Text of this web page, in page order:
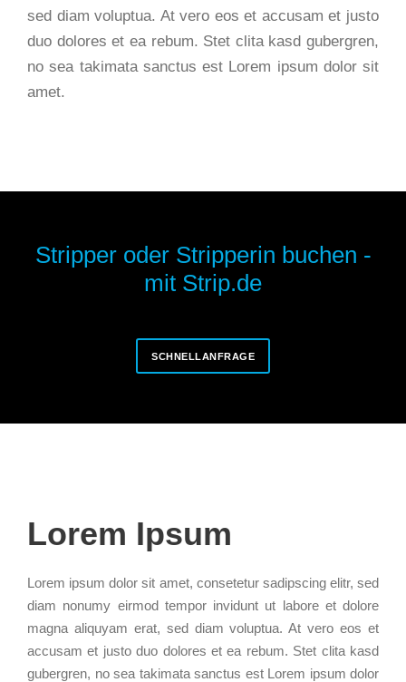
sed diam voluptua. At vero eos et accusam et justo
duo dolores et ea rebum. Stet clita kasd gubergren,
no sea takimata sanctus est Lorem ipsum dolor sit
amet.
Stripper oder Stripperin buchen -
mit Strip.de
SCHNELLANFRAGE
Lorem Ipsum
Lorem ipsum dolor sit amet, consetetur sadipscing elitr, sed
diam nonumy eirmod tempor invidunt ut labore et dolore
magna aliquyam erat, sed diam voluptua. At vero eos et
accusam et justo duo dolores et ea rebum. Stet clita kasd
gubergren, no sea takimata sanctus est Lorem ipsum dolor